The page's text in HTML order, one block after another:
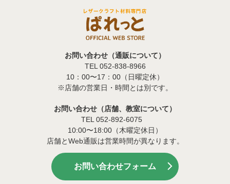
お問い合わせ（通販について）
TEL 052-838-8966
10：00〜17：00（日曜定休）
※店舗の営業日・時間とは別です。
お問い合わせ（店舗、教室について）
TEL 052-892-6075
10:00〜18:00（木曜定休日）
店舗とWeb通販は営業時間が異なります。
お問い合わせフォーム